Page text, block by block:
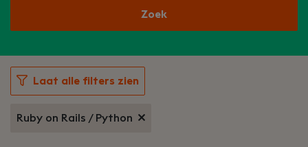
Zoek
Laat alle filters zien
Ruby on Rails / Python